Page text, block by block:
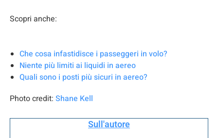
Scopri anche:
Che cosa infastidisce i passeggeri in volo?
Niente più limiti ai liquidi in aereo
Quali sono i posti più sicuri in aereo?
Photo credit: Shane Kell
Sull'autore